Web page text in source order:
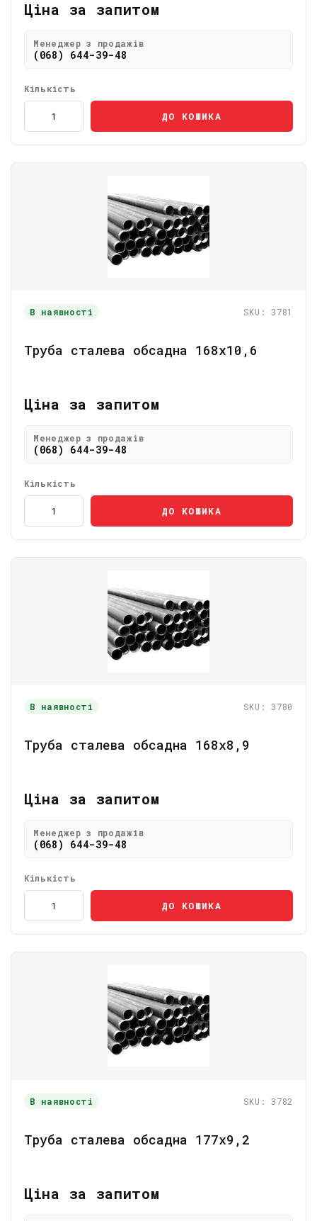
Ціна за запитом
Менеджер з продажів
(068) 644-39-48
Кількість
ДО КОШИКА
В наявності SKU: 3781
Труба сталева обсадна 168х10,6
Ціна за запитом
Менеджер з продажів
(068) 644-39-48
Кількість
ДО КОШИКА
В наявності SKU: 3780
Труба сталева обсадна 168х8,9
Ціна за запитом
Менеджер з продажів
(068) 644-39-48
Кількість
ДО КОШИКА
В наявності SKU: 3782
Труба сталева обсадна 177х9,2
Ціна за запитом